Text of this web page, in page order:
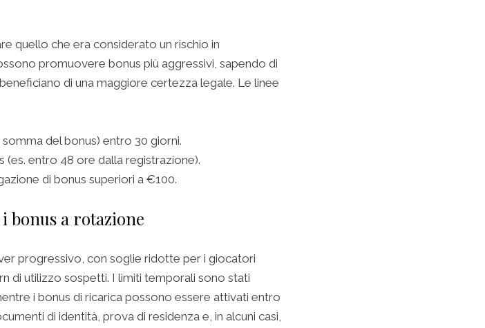
quello che era considerato un rischio in
promuovere bonus più aggressivi, sapendo di
di una maggiore certezza legale. Le linee
del bonus) entro 30 giorni.
(es. entro 48 ore dalla registrazione).
di bonus superiori a €100.
bonus a rotazione
progressivo, con soglie ridotte per i giocatori
di utilizzo sospetti. I limiti temporali sono stati
i bonus di ricarica possono essere attivati entro
di identità, prova di residenza e, in alcuni casi,